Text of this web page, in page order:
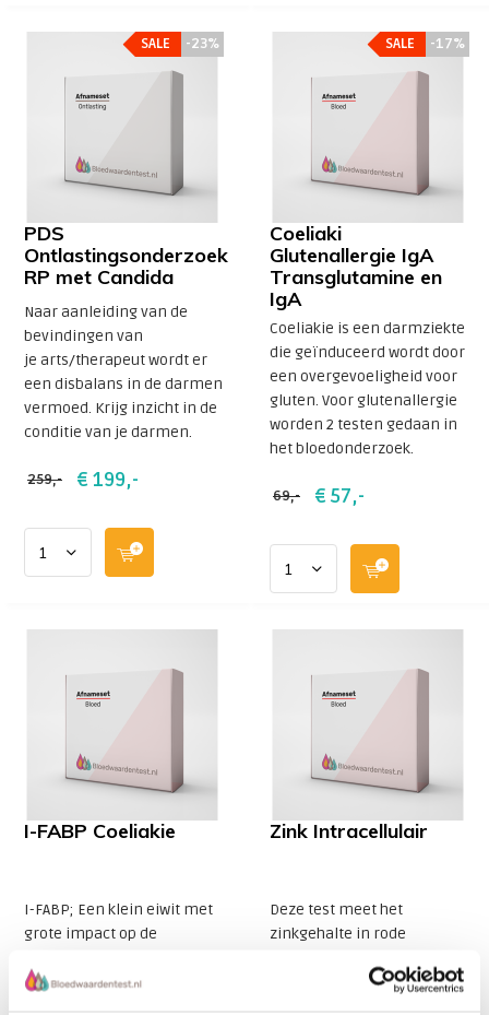
PDS
Ontlastingsonderzoek
RP met Candida
Naar aanleiding van de
bevindingen van
je arts/therapeut wordt er
een disbalans in de darmen
vermoed. Krijg inzicht in de
conditie van je darmen.
259,- € 199,-
-23%
SALE -23%
SALE
Coeliaki
Glutenallergie IgA
Transglutamine en
IgA
Coeliakie is een darmziekte
die geïnduceerd wordt door
een overgevoeligheid voor
gluten. Voor glutenallergie
worden 2 testen gedaan in
het bloedonderzoek.
69,- € 57,-
-17%
SALE -17%
SALE
I-FABP Coeliakie
I-FABP; Een klein eiwit met
grote impact op de
Voortkomt dat darmbiopt
Zink Intracellulair
Deze test meet het
zinkgehalte in rode
van rode bloedcellen (RBC)